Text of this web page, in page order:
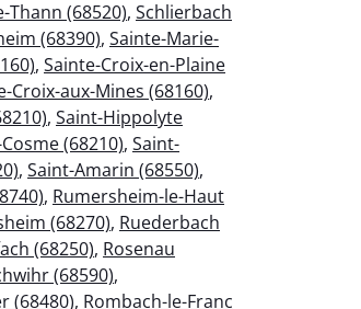
Thann (68520), Schlierbach
(68390), Sainte-Marie-
, Sainte-Croix-en-Plaine
Croix-aux-Mines (68160),
, Saint-Hippolyte
(68210), Saint-
, Saint-Amarin (68550),
, Rumersheim-le-Haut
(68270), Ruederbach
(68250), Rosenau
(68590),
(68480), Rombach-le-Franc